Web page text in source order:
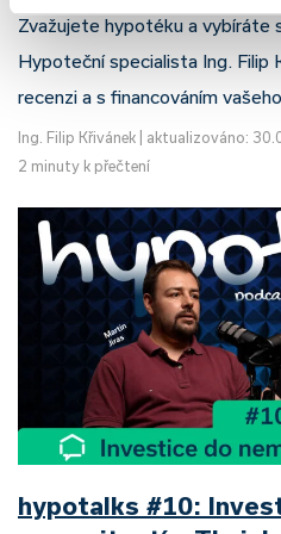
Zvažujete hypotéku a vybíráte
Hypoteční specialista Ing. Filip
recenzi a s financováním
Ing. Filip Křivánek
aktualizováno:
2 minuty k přečtení
hypotalks #10: